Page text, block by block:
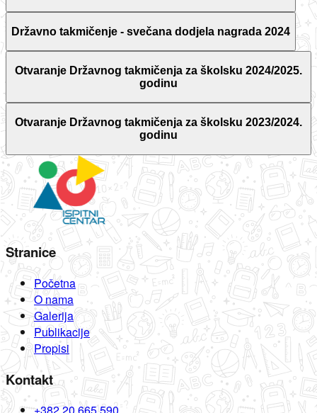
Državno takmičenje - svečana dodjela nagrada 2024
Otvaranje Državnog takmičenja za školsku 2024/2025.
godinu
Otvaranje Državnog takmičenja za školsku 2023/2024.
godinu
Stranice
Početna
O nama
Galerija
Publikacije
Propisi
Kontakt